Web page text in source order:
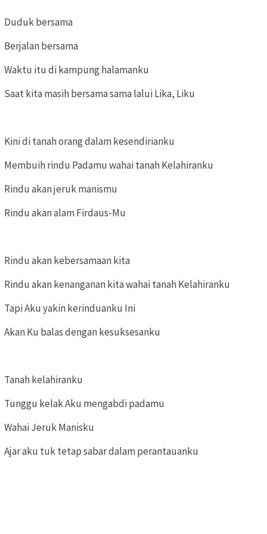
Duduk bersama
Berjalan bersama
Waktu itu di kampung halamanku
Saat kita masih bersama sama lalui Lika, Liku
Kini di tanah orang dalam kesendirianku
Membuih rindu Padamu wahai tanah Kelahiranku
Rindu akan jeruk manismu
Rindu akan alam Firdaus-Mu
Rindu akan kebersamaan kita
Rindu akan kenanganan kita wahai tanah Kelahiranku
Tapi Aku yakin kerinduanku Ini
Akan Ku balas dengan kesuksesanku
Tanah kelahiranku
Tunggu kelak Aku mengabdi padamu
Wahai Jeruk Manisku
Ajar aku tuk tetap sabar dalam perantauanku